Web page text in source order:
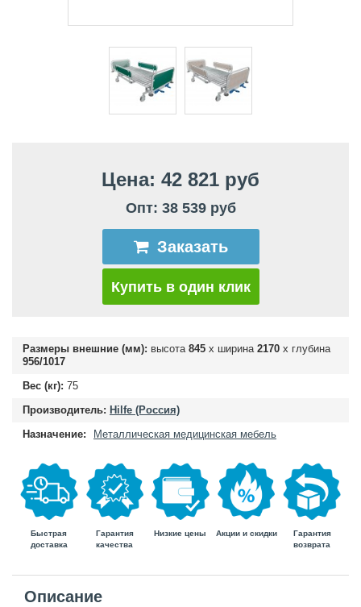
Цена: 42 821 руб
Опт: 38 539 руб
Заказать
Купить в один клик
Размеры внешние (мм): высота 845 х ширина 2170 х глубина
956/1017
Вес (кг): 75
Производитель: Hilfe (Россия)
Назначение:
Металлическая медицинская мебель
Быстрая
доставка
Гарантия
качества
Низкие цены Акции и скидки
Гарантия
возврата
Описание